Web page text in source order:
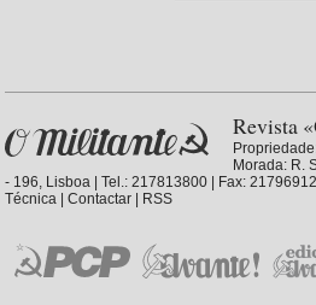
Revista
Morada: R.
- 196, Lisboa | Tel.: 217813800 | Fax:
Técnica |Contactar RSS